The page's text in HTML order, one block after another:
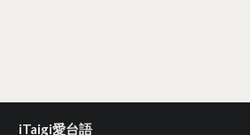
iTaigi愛台語